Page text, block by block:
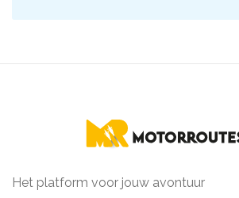
Het platform voor jouw avontuur